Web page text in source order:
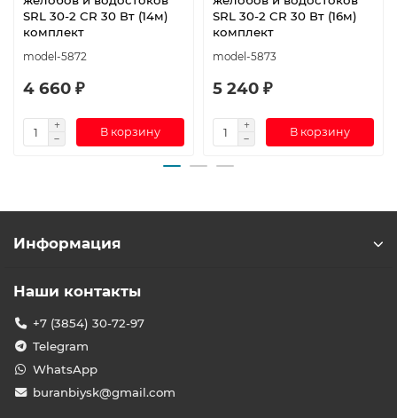
SRL 30-2 CR 30 Вт (14м)
комплект
model-5872
4 660 ₽
В корзину
SRL 30-2 CR 30 Вт (16м)
комплект
model-5873
5 240 ₽
В корзину
Информация
Наши контакты
+7 (3854) 30-72-97
Telegram
WhatsApp
buranbiysk@gmail.com